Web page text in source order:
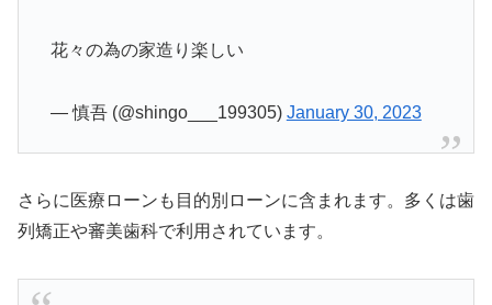
花々の為の家造り楽しい
— 慎吾 (@shingo___199305) January 30, 2023
さらに医療ローンも目的別ローンに含まれます。多くは歯
列矯正や審美歯科で利用されています。